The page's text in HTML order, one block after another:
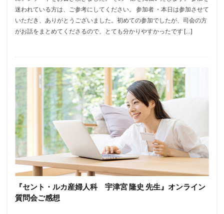
迷われている方は、ご参考にしてください。 参加者 ・本日は参加させて
いただき、ありがとうございました。初めての参加でしたが、司会の方
がお話をまとめてくださるので、とても分かりやすかったです […]
『セント・ルカ産婦人科 宇津宮 隆史 先生』オンライン
質問会ご感想